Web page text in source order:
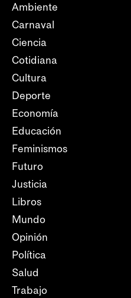
Ambiente
Carnaval
Ciencia
Cotidiana
Cultura
Deporte
Economía
Educación
Feminismos
Futuro
Justicia
Libros
Mundo
Opinión
Política
Salud
Trabajo